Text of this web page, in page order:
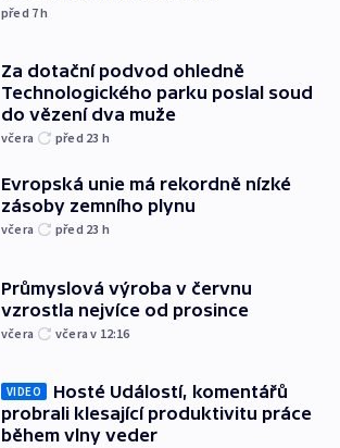
před 7h
Za dotační podvod ohledně
Technologického parku poslal soud
do vězení dva muže
včera před 23 h
Evropská unie má rekordně nízké
zásoby zemního plynu
včera před 23 h
Průmyslová výroba v červnu
vzrostla nejvíce od prosince
včera včera v 12:16
VIDEO
Hosté Událostí, komentářů
probrali klesající produktivitu práce
během vlny veder